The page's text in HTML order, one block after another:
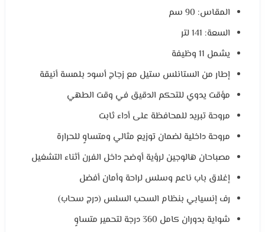
المقاس: 90 سم
السعة: 141 لتر
يشمل 11 وظيفة
إطار من الستانلس ستيل مع زجاج أسود بلمسة أنيقة
مؤقت يدوي للتحكم الدقيق في وقت الطهي
مروحة تبريد للمحافظة على أداء ثابت
مروحة داخلية لضمان توزيع مثالي ومتساوٍ للحرارة
مصباحان هالوجين لرؤية أوضح داخل الفرن أثناء التشغيل
إغلاق باب ناعم وسلس لراحة وأمان أفضل
رف إنسيابي بنظام السحب السلس (درج سحاب)
شواية بدوران كامل 360 درجة لتحمير متساوٍ